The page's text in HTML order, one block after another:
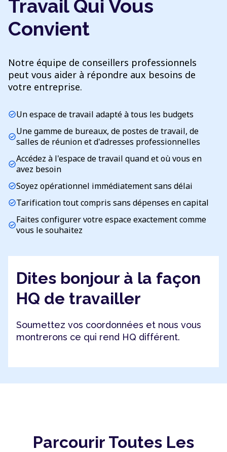
Travail Qui Vous
Convient
Notre équipe de conseillers professionnels
peut vous aider à répondre aux besoins de
votre entreprise.
check_circleUn espace de travail adapté à tous les budgets
check_circleUne gamme de bureaux, de postes de travail, de
salles de réunion et d'adresses professionnelles
check_circleAccédez à l'espace de travail quand et où vous en
avez besoin
check_circleSoyez opérationnel immédiatement sans délai
check_circleTarification tout compris sans dépenses en capital
check_circleFaites configurer votre espace exactement comme
vous le souhaitez
Dites bonjour à la façon
HQ de travailler
Soumettez vos coordonnées et nous vous
montrerons ce qui rend HQ différent.
Parcourir Toutes Les